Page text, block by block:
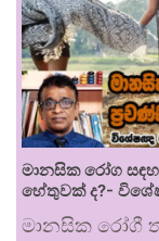
මානසික රෝග
හේතුවක් ද?-
මානසික රෝගී